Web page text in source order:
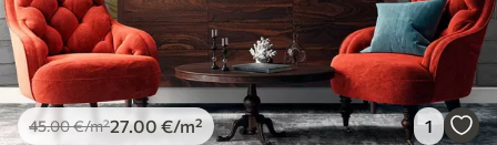
45.00€/m²27.00 €/m² 1